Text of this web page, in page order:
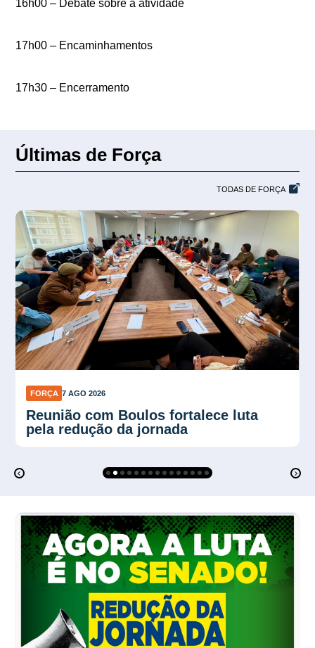
16h00 – Debate sobre a atividade
17h00 – Encaminhamentos
17h30 – Encerramento
Últimas de Força
TODAS DE FORÇA
FORÇA 7 AGO 2026
Plano Verão reforça proteção contra
calor no trabalho